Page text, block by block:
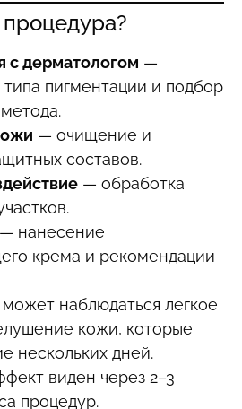
с дерматологом —
пигментации и подбор
— очищение и
составов.
— обработка
— нанесение
крема и рекомендации
наблюдаться легкое
кожи, которые
нескольких дней.
виден через 2–3
процедур.